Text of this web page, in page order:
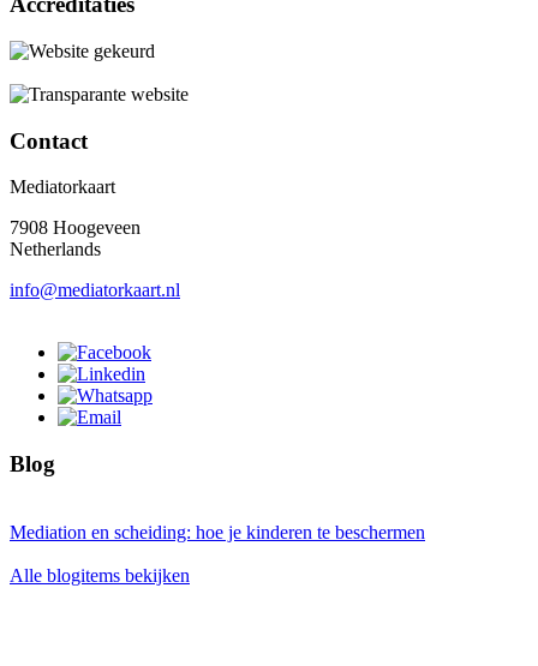
Contact
Mediatorkaart
7908 Hoogeveen
Netherlands
info@mediatorkaart.nl
Blog
Mediation en scheiding: hoe je kinderen te beschermen
Alle blogitems bekijken